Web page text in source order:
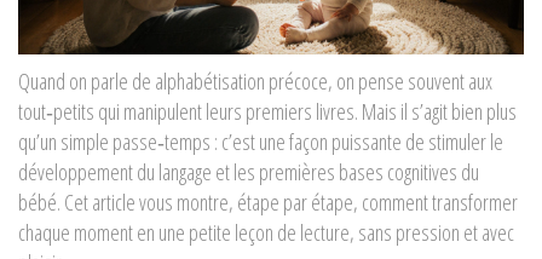
Quand on parle de alphabétisation précoce, on pense souvent aux
tout‑petits qui manipulent leurs premiers livres. Mais il s’agit bien plus
qu’un simple passe‑temps : c’est une façon puissante de stimuler le
développement du langage et les premières bases cognitives du
bébé. Cet article vous montre, étape par étape, comment transformer
chaque moment en une petite leçon de lecture, sans pression et avec